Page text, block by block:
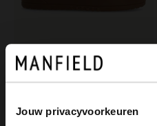
Jouw privacyvoorkeuren
Manfield
Taupefarbene Ledersneaker mit Details